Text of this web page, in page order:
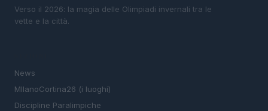
Verso il 2026: la magia delle Olimpiadi invernali tra le
vette e la città.
News
MIlanoCortina26 (i luoghi)
Discipline Paralimpiche